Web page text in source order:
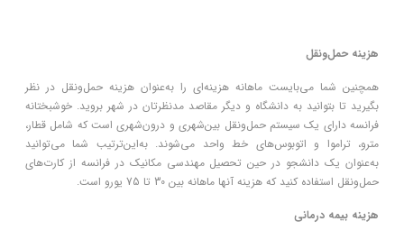
هزینه حمل‌ونقل
همچنین شما می‌بایست ماهانه هزینه‌ای را به‌عنوان هزینه حمل‌ونقل در نظر
بگیرید تا بتوانید به دانشگاه و دیگر مقاصد مدنظرتان در شهر بروید. خوشبختانه
فرانسه دارای یک سیستم حمل‌ونقل بین‌شهری و درون‌شهری است که شامل قطار،
مترو، تراموا و اتوبوس‌های خط واحد می‌شوند. به‌این‌ترتیب شما می‌توانید
به‌عنوان یک دانشجو در حین تحصیل مهندسی مکانیک در فرانسه از کارت‌های
حمل‌ونقل استفاده کنید که هزینه آنها ماهانه بین 30 تا 75 یورو است.
هزینه بیمه درمانی